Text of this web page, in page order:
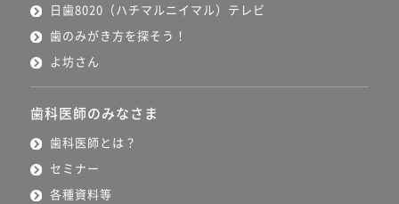
日歯8020（ハチマルニイマル）テレビ
歯のみがき方を探そう！
よ坊さん
歯科医師のみなさま
歯科医師とは？
セミナー
各種資料等